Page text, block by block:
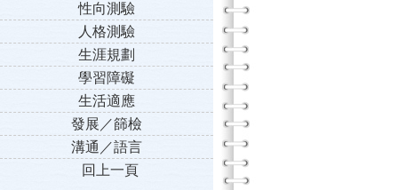
性向測驗
人格測驗
生涯規劃
學習障礙
生活適應
發展／篩檢
溝通／語言
回上一頁